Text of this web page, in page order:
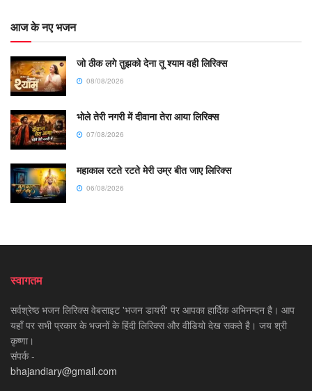
आज के नए भजन
जो ठीक लगे तुझको देना तू श्याम वही लिरिक्स
08/08/2026
भोले तेरी नगरी में दीवाना तेरा आया लिरिक्स
07/08/2026
महाकाल रटते रटते मेरी उम्र बीत जाए लिरिक्स
06/08/2026
स्वागतम
सर्वश्रेष्ठ भजन लिरिक्स वेबसाइट 'भजन डायरी' पर आपका हार्दिक अभिनन्दन है। आप
यहाँ पर सभी प्रकार के भजनों के हिंदी लिरिक्स और वीडियो देख सकते है। जय श्री
कृष्णा।
संपर्क -
bhajandiary@gmail.com